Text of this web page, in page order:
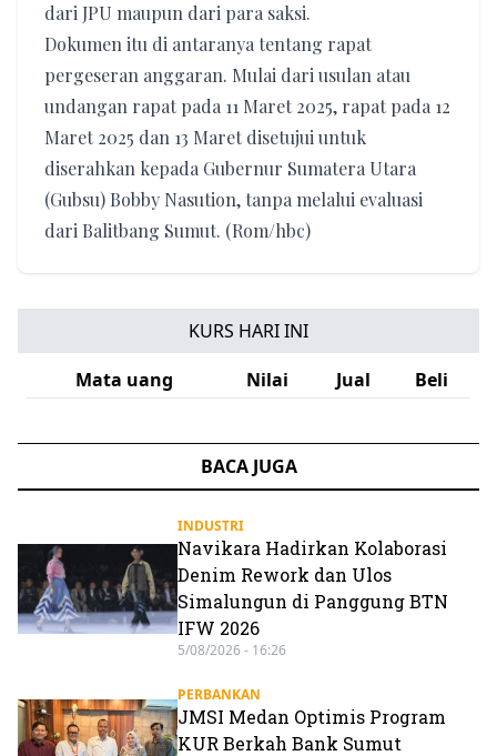
dari JPU maupun dari para saksi.
Dokumen itu di antaranya tentang rapat
pergeseran anggaran. Mulai dari usulan atau
undangan rapat pada 11 Maret 2025, rapat pada 12
Maret 2025 dan 13 Maret disetujui untuk
diserahkan kepada Gubernur Sumatera Utara
(Gubsu) Bobby Nasution, tanpa melalui evaluasi
dari Balitbang Sumut. (Rom/hbc)
KURS HARI INI
Mata uang
Nilai Jual Beli
BACA JUGA
INDUSTRI
Navikara Hadirkan Kolaborasi
Denim Rework dan Ulos
Simalungun di Panggung BTN
IFW 2026
5/08/2026 - 16:26
PERBANKAN
JMSI Medan Optimis Program
KUR Berkah Bank Sumut